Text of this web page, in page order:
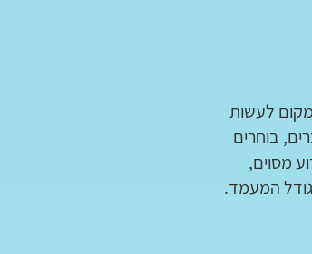
לעשות
בוחרים
מסוים,
המעמד.